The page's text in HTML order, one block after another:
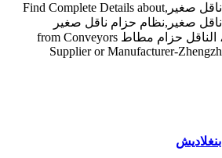
سعر المصنع نظام حزام ناقل صغير,Find Complete Details about
صغير,نظام حزام ناقل صغير
والمسافة الحزام الناقل ، الناقل حزام مطاط from Conveyors
Supplier or Manufacturer-